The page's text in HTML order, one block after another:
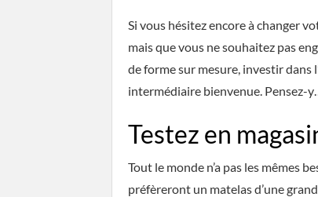
Si vous hésitez encore à changer
mais que vous ne souhaitez pas
de forme sur mesure, investir dans
intermédiaire bienvenue. Pensez-y…
Testez en
Tout le monde n’a pas les mêmes
préfèreront un matelas d’une